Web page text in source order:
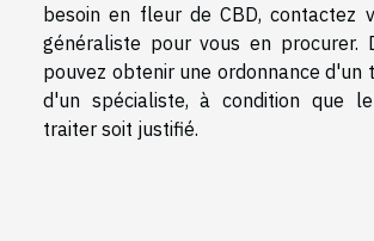
besoin en fleur de CBD, contactez
généraliste pour vous en procurer.
pouvez obtenir une ordonnance d'un
d'un spécialiste, à condition que
traiter soit justifié.